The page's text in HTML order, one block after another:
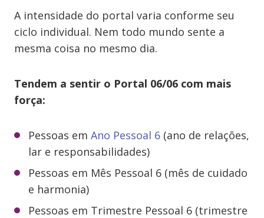
A intensidade do portal varia conforme seu
ciclo individual. Nem todo mundo sente a
mesma coisa no mesmo dia.
Tendem a sentir o Portal 06/06 com mais
força:
Pessoas em Ano Pessoal 6 (ano de relações,
lar e responsabilidades)
Pessoas em Mês Pessoal 6 (mês de cuidado
e harmonia)
Pessoas em Trimestre Pessoal 6 (trimestre